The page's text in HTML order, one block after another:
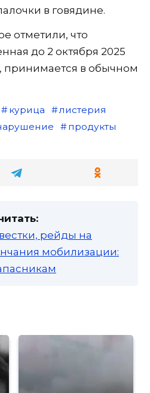
в говядине.
отметили, что
до 2 октября 2025
принимается в обычном
курица
листерия
продукты
рейды на
мобилизации: